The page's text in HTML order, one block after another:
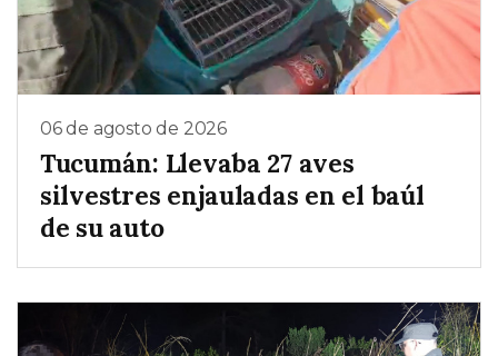
06 de agosto de 2026
Tucumán: Llevaba 27 aves
silvestres enjauladas en el baúl
de su auto